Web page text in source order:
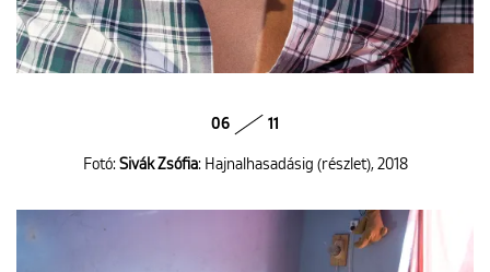
06 11
Fotó: Sivák Zsófia: Hajnalhasadásig (részlet), 2018